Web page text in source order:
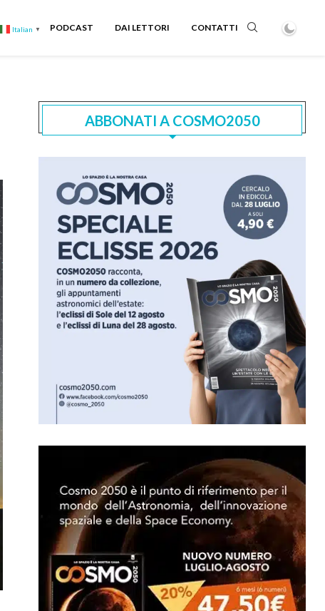
Italian ▼ PODCAST DAI LETTORI CONTATTI
ABBONATI A COSMO2050